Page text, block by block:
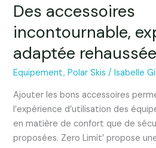
Des accessoires
incontournable,
adaptée
Equipement,Polar Skis /Isabelle
Ajouter les bons accessoires
l’expérience d’utilisation des
en matière de confort que de
proposées. Zero Limit’ propose